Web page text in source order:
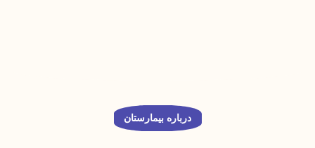
درباره بیمارستان